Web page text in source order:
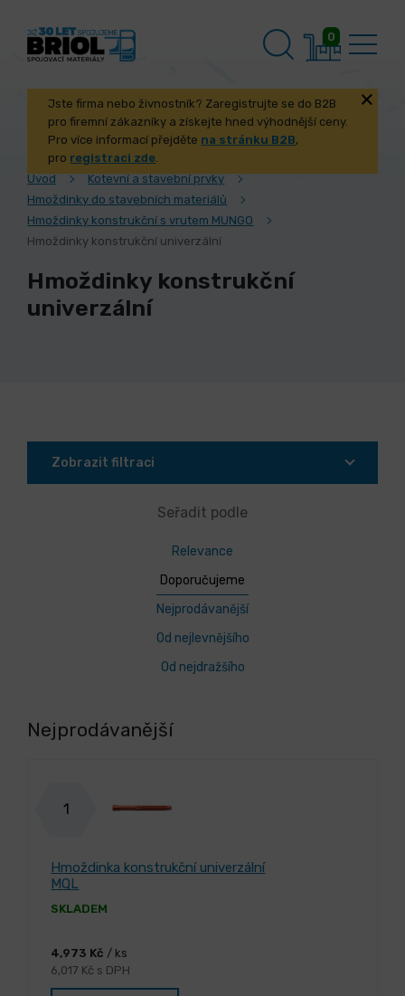
0
Jste firma nebo živnostník? Zaregistrujte se do B2B
pro firemní zákazníky a získejte hned výhodnější ceny.
Pro více informací přejděte na stránku B2B,
pro registraci zde.
Úvod
Kotevní a stavební prvky
Hmoždinky do stavebních materiálů
Hmoždinky konstrukční s vrutem MUNGO
Hmoždinky konstrukční univerzální
Hmoždinky konstrukční
univerzální
Zobrazit filtraci
Seřadit podle
Relevance
Doporučujeme
Nejprodávanější
Od nejlevnějšího
Od nejdražšího
Nejprodávanější
1
Hmoždinka konstrukční univerzální
MQL
SKLADEM
4,973 Kč / ks
6,017 Kč s DPH